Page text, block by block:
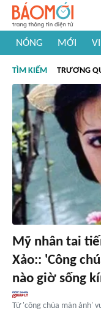
NÓNG MỚI
#Khám phá thế giới
TÌM KIẾM TRƯƠNG
Mỹ nhân tai
Xảo:: 'Công
nào giờ sống
Từ 'công chúa màn ảnh'